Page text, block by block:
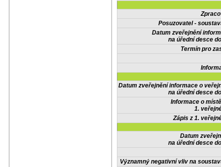
Posuzovatel -
Datum zveřejnění
na úřední desce
Termín pro
Datum zveřejnění informace o
na úřední desce
Informace o
1.
Zápis z 1.
Datum
na úřední desce
Významný negativní vliv na